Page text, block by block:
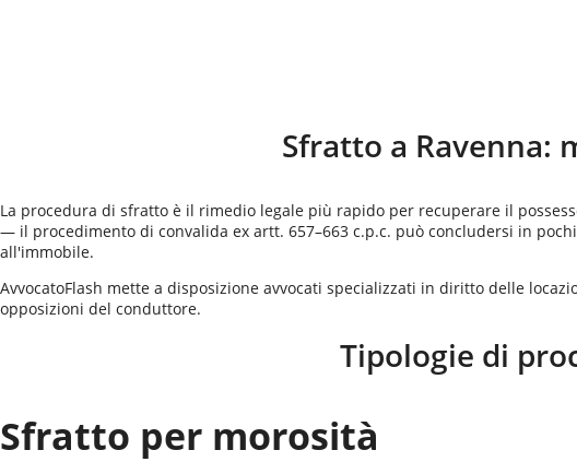
Sfratto a Ravenna:
La procedura di sfratto è il rimedio legale più rapido per recuperare il
— il procedimento di convalida ex artt. 657–663 c.p.c. può concludersi in
all'immobile.
AvvocatoFlash mette a disposizione avvocati specializzati in diritto delle
opposizioni del conduttore.
Tipologie di
Sfratto per morosità